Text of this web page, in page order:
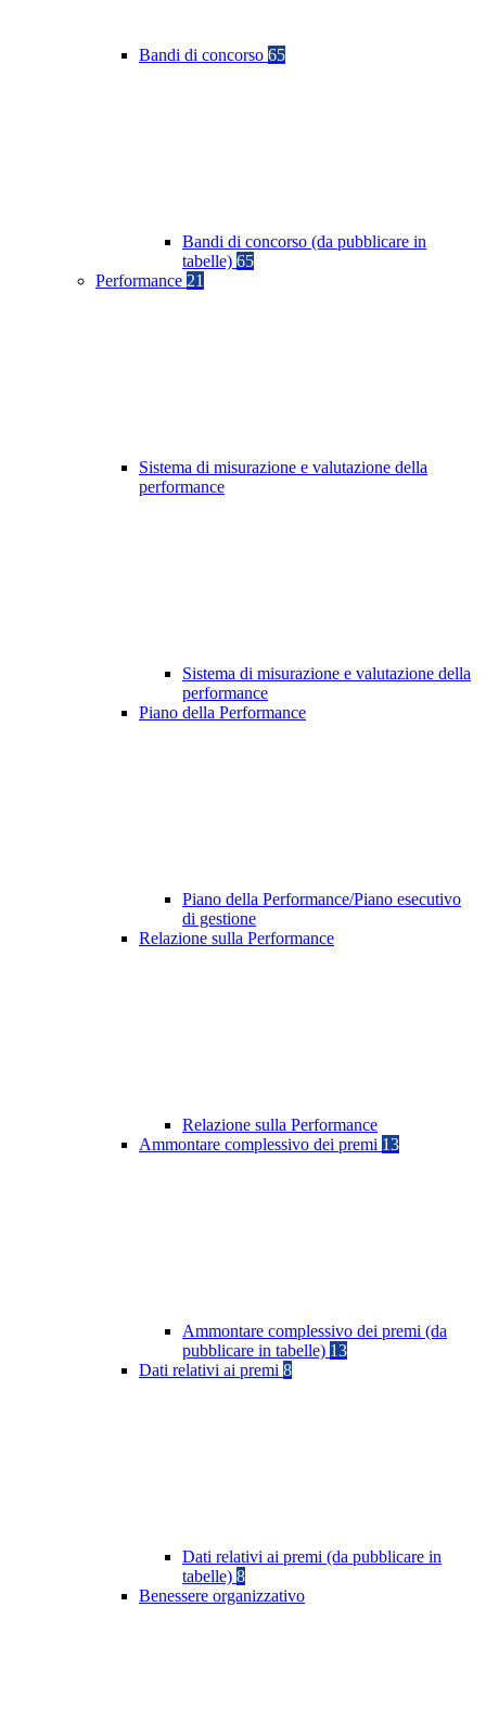
Bandi di concorso 65
Bandi di concorso (da pubblicare in
tabelle) 65
Performance 21
Sistema di misurazione e valutazione della
performance
Sistema di misurazione e valutazione della
performance
Piano della Performance
Piano della Performance/Piano esecutivo
di gestione
Relazione sulla Performance
Relazione sulla Performance
Ammontare complessivo dei premi 13
Ammontare complessivo dei premi (da
pubblicare in tabelle) 13
Dati relativi ai premi 8
Dati relativi ai premi (da pubblicare in
tabelle) 8
Benessere organizzativo